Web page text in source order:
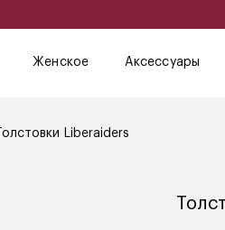
Женское Аксессуары
Толстовки Liberaiders